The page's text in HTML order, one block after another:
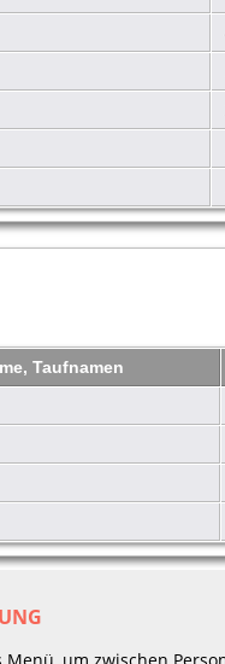
Taufnamen
Menü, um zwischen